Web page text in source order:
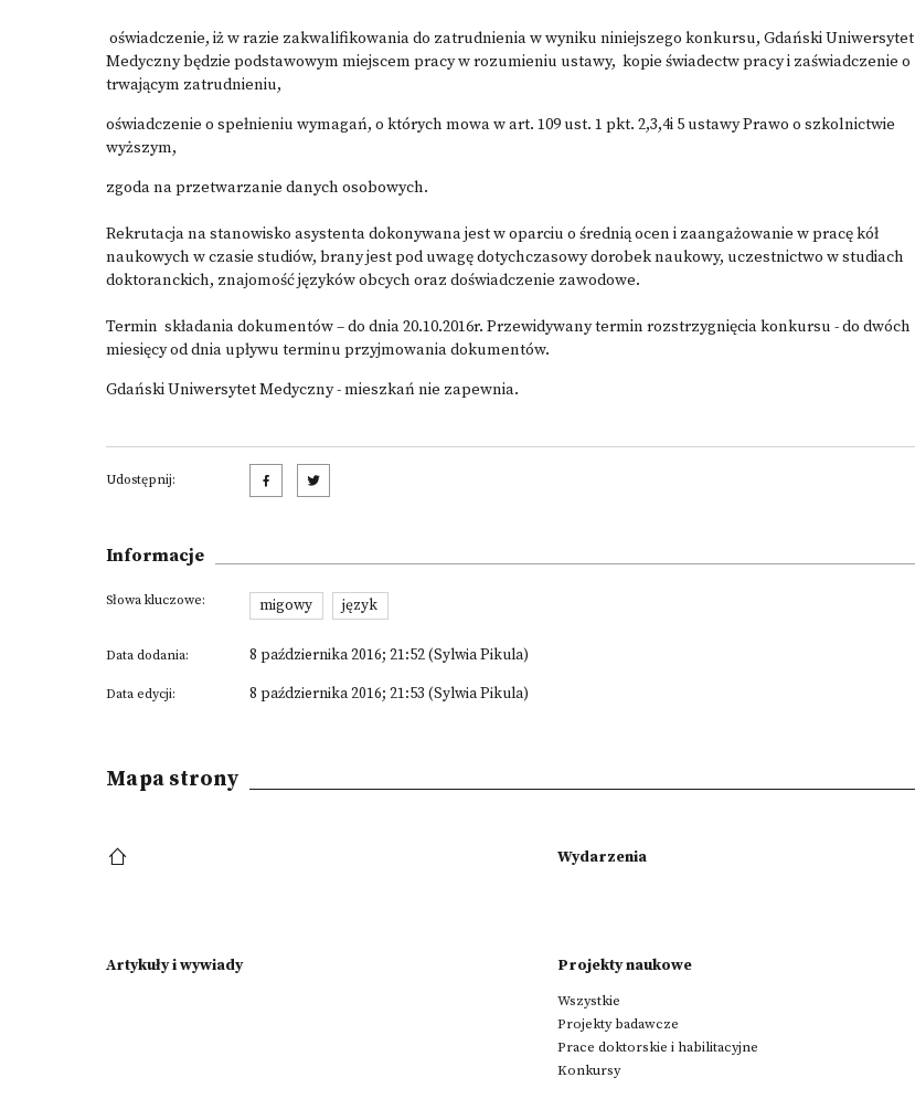
oświadczenie, iż w razie zakwalifikowania do zatrudnienia w wyniku niniejszego konkursu, Gdański Uniwersytet
Medyczny będzie podstawowym miejscem pracy w rozumieniu ustawy, kopie świadectw pracy i zaświadczenie o
trwającym zatrudnieniu,
oświadczenie o spełnieniu wymagań, o których mowa w art. 109 ust. 1 pkt. 2,3,4i 5 ustawy Prawo o szkolnictwie
wyższym,
zgoda na przetwarzanie danych osobowych.
Rekrutacja na stanowisko asystenta dokonywana jest w oparciu o średnią ocen i zaangażowanie w pracę kół
naukowych w czasie studiów, brany jest pod uwagę dotychczasowy dorobek naukowy, uczestnictwo w studiach
doktoranckich, znajomość języków obcych oraz doświadczenie zawodowe.
Termin składania dokumentów – do dnia 20.10.2016r. Przewidywany termin rozstrzygnięcia konkursu - do dwóch
miesięcy od dnia upływu terminu przyjmowania dokumentów.
Gdański Uniwersytet Medyczny - mieszkań nie zapewnia.
Udostępnij:
Informacje
Słowa kluczowe: migowy język
Data dodania: 8 października 2016; 21:52 (Sylwia Pikula)
Data edycji: 8 października 2016; 21:53 (Sylwia Pikula)
Mapa strony
Wydarzenia
Artykuły i wywiady Projekty naukowe
Wszystkie
Projekty badawcze
Prace doktorskie i habilitacyjne
Konkursy